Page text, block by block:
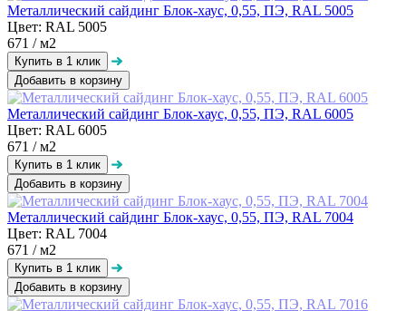
Металлический сайдинг Блок-хаус, 0,55, ПЭ, RAL 5005
Цвет: RAL 5005
671 / м2
Добавить в корзину
Металлический сайдинг Блок-хаус, 0,55, ПЭ, RAL 6005
Цвет: RAL 6005
671 / м2
Добавить в корзину
Металлический сайдинг Блок-хаус, 0,55, ПЭ, RAL 7004
Цвет: RAL 7004
671 / м2
Добавить в корзину